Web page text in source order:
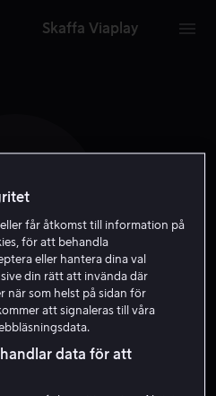
Skaffa Viaplay
S
Storm
får åtkomst till information på
för att behandla
eller hantera dina val
din rätt att invända där
när som helst på sidan för
att signaleras till våra
data för att